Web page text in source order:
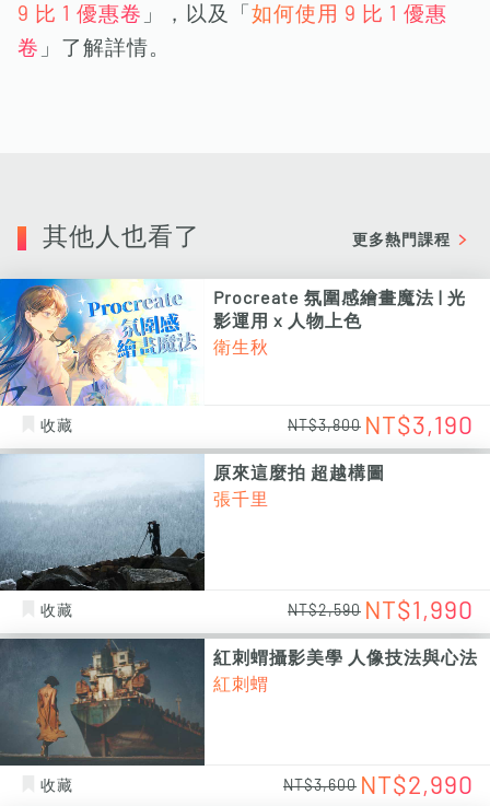
9 比 1 優惠卷 」，以及「 如何使用 9 比 1 優惠
卷 」了解詳情。
其他人也看了 更多熱門課程
Procreate 氛圍感繪畫魔法 | 光
影運用 x 人物上色
衛生秋
收藏 NT$3,800 NT$3,190
原來這麼拍 超越構圖
張千里
收藏 NT$2,590 NT$1,990
紅刺蝟攝影美學 人像技法與心法
紅刺蝟
收藏 NT$3,600 NT$2,990